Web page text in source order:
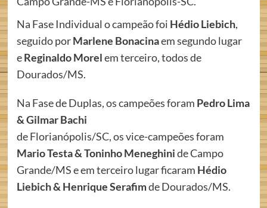
Na Fase Individual o campeão foi Hédio Liebich,
seguido porMarlene Bonacinaem segundo lugar
eReginaldo Morelem terceiro, todos de
Dourados/MS.
Na Fase de Duplas, os campeões foram Pedro Lima
& Gilmar Bachi
de Florianópolis/SC, os vice-campeões foram
Mario Testa & Toninho Meneghinide Campo
Grande/MS e em terceiro lugar ficaram Hédio
Liebich & Henrique Serafimde Dourados/MS.